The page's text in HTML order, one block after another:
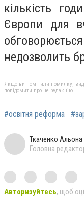
кількість
Європи для
недозволить
Якщо ви помітили помилку,
повідомити про це редакцію
#освітня реформа
Ткаченко Альона
Головна
Авторизуйтесь, щоб